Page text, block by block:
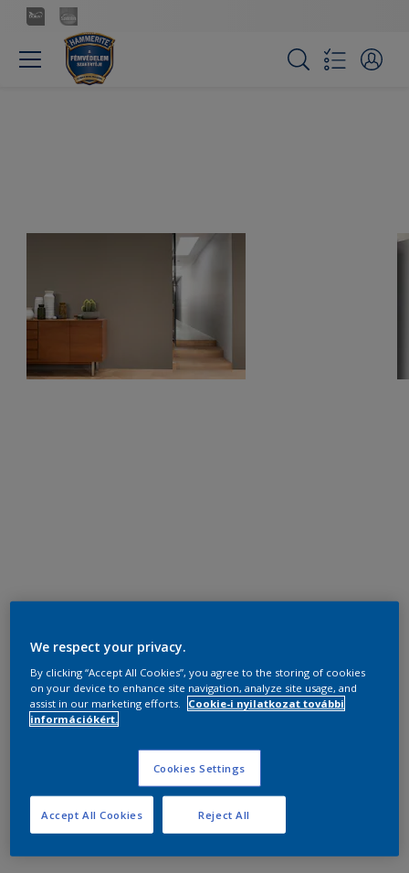
We respect your privacy.
By clicking “Accept All Cookies”, you agree to the storing of cookies
on your device to enhance site navigation, analyze site usage, and
assist in our marketing efforts.
Cookie-i nyilatkozat további
információkért.
Cookies Settings
Reject All
Accept All Cookies